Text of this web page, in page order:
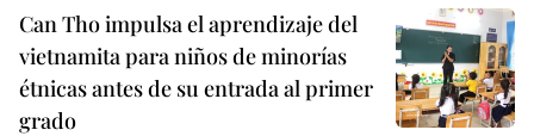
Can Tho impulsa el aprendizaje del
vietnamita para niños de minorías
étnicas antes de su entrada al primer
grado